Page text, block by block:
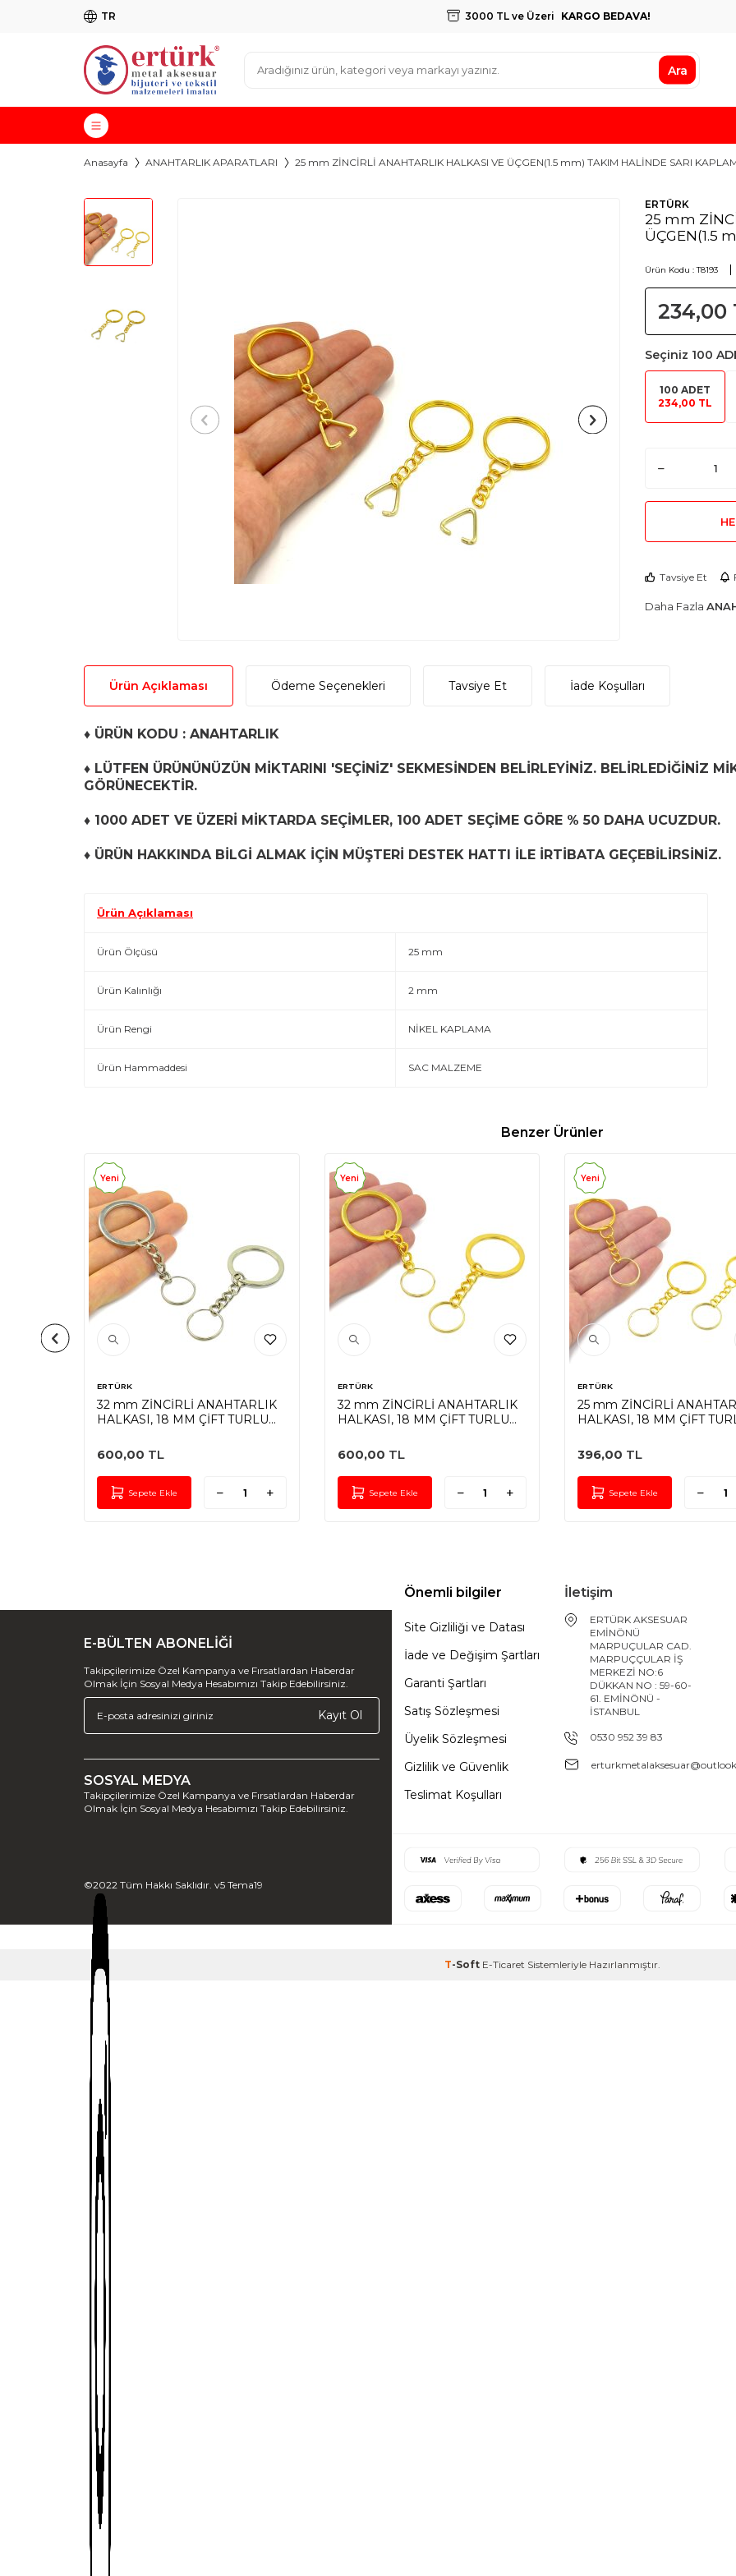
TR 3000 TL ve Üzeri KARGO BEDAVA!
Ara
Anasayfa ANAHTARLIK APARATLARI 25 mm ZİNCİRLİ ANAHTARLIK HALKASI VE ÜÇGEN(1.5 mm) TAKIM HALİNDE SARI
ERTÜRK
25 mm
ÜÇGEN(1.5
Ürün Kodu :T8193
234,00
Seçiniz 100
100 ADET
234,00 TL
Tavsiye Et
Daha Fazla
Ürün Açıklaması Ödeme Seçenekleri Tavsiye Et İade Koşulları
♦ ÜRÜN KODU : ANAHTARLIK
♦ LÜTFEN ÜRÜNÜNÜZÜN MİKTARINI 'SEÇİNİZ' SEKMESİNDEN BELİRLEYİNİZ. BELİRLEDİĞİNİZ
GÖRÜNECEKTİR.
♦ 1000 ADET VE ÜZERİ MİKTARDA SEÇİMLER, 100 ADET SEÇİME GÖRE % 50 DAHA UCUZDUR.
♦ ÜRÜN HAKKINDA BİLGİ ALMAK İÇİN MÜŞTERİ DESTEK HATTI İLE İRTİBATA GEÇEBİLİRSİNİZ.
Ürün Açıklaması
Ürün Ölçüsü 25 mm
Ürün Kalınlığı 2 mm
Ürün Rengi NİKEL KAPLAMA
Ürün Hammaddesi SAC MALZEME
Benzer Ürünler
Yeni
ERTÜRK
32 mm ZİNCİRLİ ANAHTARLIK
HALKASI, 18 MM ÇİFT TURLU
600,00 TL
Sepete Ekle
Yeni
ERTÜRK
32 mm ZİNCİRLİ ANAHTARLIK
HALKASI, 18 MM ÇİFT TURLU
600,00 TL
Sepete Ekle
Yeni
ERTÜRK
25 mm ZİNCİRLİ
HALKASI, 18 MM ÇİFT
396,00 TL
Sepete Ekle
E-BÜLTEN ABONELİĞİ
Takipçilerimize Özel Kampanya ve Fırsatlardan Haberdar
Olmak İçin Sosyal Medya Hesabımızı Takip Edebilirsiniz.
Kayıt Ol
SOSYAL MEDYA
Takipçilerimize Özel Kampanya ve Fırsatlardan Haberdar
Olmak İçin Sosyal Medya Hesabımızı Takip Edebilirsiniz.
©2022 Tüm Hakkı Saklıdır. v5 Tema19
Önemli bilgiler
Site Gizliliği ve Datası
İade ve Değişim Şartları
Garanti Şartları
Satış Sözleşmesi
Üyelik Sözleşmesi
Gizlilik ve Güvenlik
Teslimat Koşulları
İletişim
ERTÜRK AKSESUAR
EMİNÖNÜ
MARPUÇULAR CAD.
MARPUÇÇULAR İŞ
MERKEZİ NO:6
DÜKKAN NO : 59-60-
61. EMİNÖNÜ -
İSTANBUL
0530 952 39 83
T-Soft E-Ticaret Sistemleriyle Hazırlanmıştır.